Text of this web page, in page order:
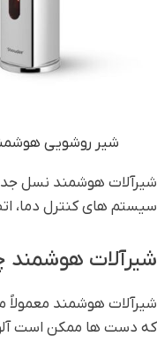
شیر روشویی
شیرآلات هوشمند نسل
سیستم های کنترل دما،
شیرآلات
شیرآلات هوشمند
که دست ها ممکن است